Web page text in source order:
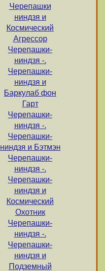
Черепашки
ниндзя и
Космический
Агрессор
Черепашки-
ниндзя -.
Черепашки-
ниндзя и
Баркулаб фон
Гарт
Черепашки-
ниндзя -.
Черепашки-
ниндзя и Бэтмэн
Черепашки-
ниндзя -.
Черепашки-
ниндзя и
Космический
Охотник
Черепашки-
ниндзя -.
Черепашки-
ниндзя и
Подземный